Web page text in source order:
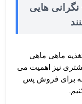
هایی
تغذیه ماهی ماهی
نیز اهمیت می
برای فروش پس